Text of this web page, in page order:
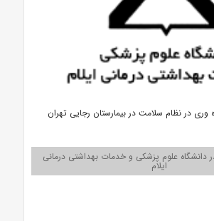
در نظام سلامت در بیمارستان رجایی تهران
دانشگاه علوم پزشکی و خدمات بهداشتی درمانی
ایلام